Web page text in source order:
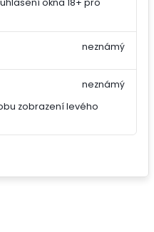
okna 18+ pro
neznámý
zobrazení levého
neznámý